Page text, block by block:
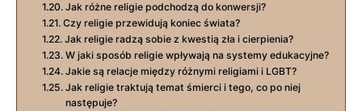
Jak różne religie podchodzą do konwersji?
Czy religie przewidują koniec świata?
Jak religie radzą sobie z kwestią zła i cierpienia?
W jaki sposób religie wpływają na systemy edukacyjne?
Jakie są relacje między różnymi religiami i LGBT?
Jak religie traktują temat śmierci i tego, co po niej
następuje?